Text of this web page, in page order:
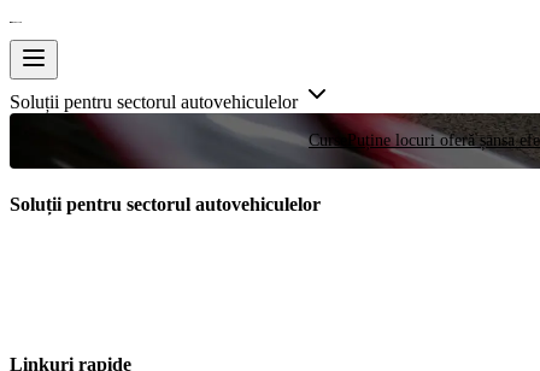
Soluții pentru sectorul autovehiculelor
Curse Puține locuri oferă șansa
Soluții pentru sectorul autovehiculelor
Linkuri rapide